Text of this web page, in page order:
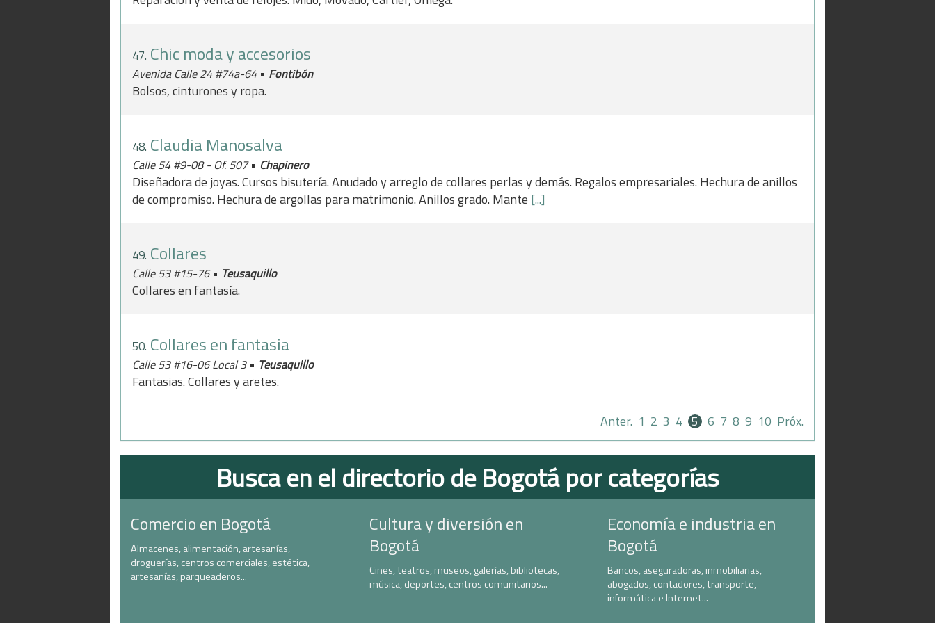
47. Chic moda y accesorios
Avenida Calle 24 #74a-64 • Fontibón
Bolsos, cinturones y ropa.
48. Claudia Manosalva
Calle 54 #9-08 - Of. 507• Chapinero
Diseñadora de joyas. Cursos bisutería. Anudado y arreglo de collares perlas y demás. Regalos empresariales. Hechura de anillos
de compromiso. Hechura de argollas para matrimonio. Anillos grado. Mante [...]
49. Collares
Calle 53 #15-76• Teusaquillo
Collares en fantasía.
50. Collares en fantasia
Calle 53 #16-06 Local 3 • Teusaquillo
Fantasias. Collares y aretes.
Anter. 1 2 3 4 5 6 7 8 9 10 Próx.
Busca en el directorio de Bogotá por categorías
Comercio en Bogotá
Almacenes, alimentación, artesanías,
droguerías, centros comerciales, estética,
artesanías, parqueaderos...
Cultura y diversión en
Bogotá
Cines, teatros, museos, galerías, bibliotecas,
música, deportes, centros comunitarios...
Economía e industria en
Bogotá
Bancos, aseguradoras, inmobiliarias,
abogados, contadores, transporte,
informática e Internet...